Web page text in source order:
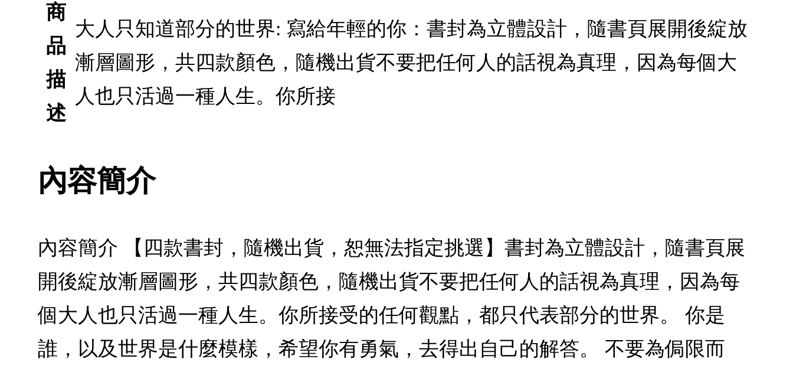
商
品
描
述
大人只知道部分的世界: 寫給年輕的你：書封為立體設計，隨書頁展開後綻放
漸層圖形，共四款顏色，隨機出貨不要把任何人的話視為真理，因為每個大
人也只活過一種人生。你所接
內容簡介
內容簡介 【四款書封，隨機出貨，恕無法指定挑選】書封為立體設計，隨書頁展
開後綻放漸層圖形，共四款顏色，隨機出貨不要把任何人的話視為真理，因為每
個大人也只活過一種人生。你所接受的任何觀點，都只代表部分的世界。 你是
誰，以及世界是什麼模樣，希望你有勇氣，去得出自己的解答。 不要為侷限而